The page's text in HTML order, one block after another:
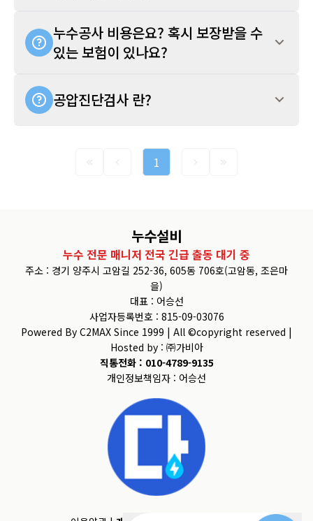
누수공사 비용은요? 혹시 보장받을 수
있는 보험이 있나요?
공압진단검사 란?
1
누수설비
누수 전문 매니저 전국 긴급 출동 대기 중
주소 : 경기 양주시 고암길 252-36, 605동 706호(고암동, 조은마
을)
대표 : 어승선
사업자등록번호 : 815-09-03076
Powered By C2MAX Since 1999 | All ©copyright reserved |
Hosted by : ㈜가비아
직통전화 : 010-4789-9135
개인정보책임자 : 어승선